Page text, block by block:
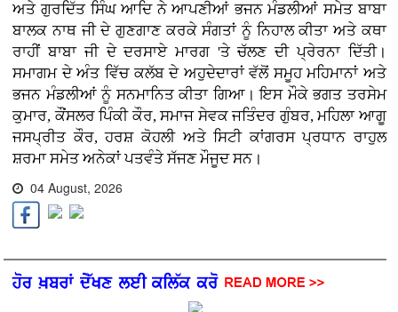
ਅਤੇ ਗੁਰਦਿੱਤ ਸਿੰਘ ਆਦਿ ਨੇ ਆਪਣੀਆਂ ਭਜਨ ਮੰਡਲੀਆਂ ਸਮੇਤ ਬਾਬਾ
ਬਾਲਕ ਨਾਥ ਜੀ ਦੇ ਗੁਣਗਾਣ ਕਰਕੇ ਸੰਗਤਾਂ ਨੂੰ ਨਿਹਾਲ ਕੀਤਾ ਅਤੇ ਕਥਾ
ਰਾਹੀਂ ਬਾਬਾ ਜੀ ਦੇ ਦਰਸਾਏ ਮਾਰਗ 'ਤੇ ਚੱਲਣ ਦੀ ਪ੍ਰੇਰਨਾ ਦਿੱਤੀ।
ਸਮਾਗਮ ਦੇ ਅੰਤ ਵਿੱਚ ਕਲੱਬ ਦੇ ਅਹੁਦੇਦਾਰਾਂ ਵੱਲੋਂ ਸਮੂਹ ਮਹਿਮਾਨਾਂ ਅਤੇ
ਭਜਨ ਮੰਡਲੀਆਂ ਨੂੰ ਸਨਮਾਨਿਤ ਕੀਤਾ ਗਿਆ। ਇਸ ਮੌਕੇ ਭਗਤ ਤਰਸੇਮ
ਕੁਮਾਰ, ਕੌਂਸਲਰ ਪਿੰਕੀ ਕੌਰ, ਸਮਾਜ ਸੇਵਕ ਜਤਿੰਦਰ ਗੁੰਬਰ, ਮਹਿਲਾ ਆਗੂ
ਜਸਪ੍ਰੀਤ ਕੌਰ, ਹਰਸ਼ ਕੋਹਲੀ ਅਤੇ ਸਿਟੀ ਕਾਂਗਰਸ ਪ੍ਰਧਾਨ ਰਾਹੁਲ
ਸ਼ਰਮਾ ਸਮੇਤ ਅਨੇਕਾਂ ਪਤਵੰਤੇ ਸੱਜਣ ਮੌਜੂਦ ਸਨ।
04 August, 2026